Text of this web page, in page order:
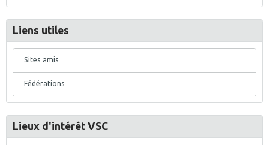
Liens utiles
Sites amis
Fédérations
Lieux d'intérêt VSC